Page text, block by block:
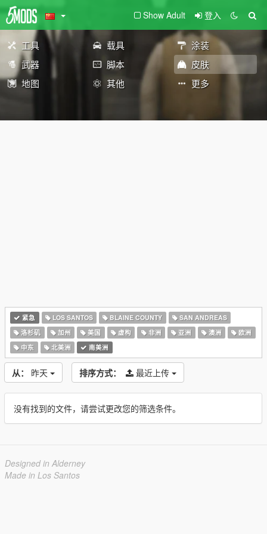
Show Adult 登入
工具 载具
涂装
武器
脚本
皮肤
地图
其他 更多
紧急 LOS SANTOS BLAINE COUNTY
SAN ANDREAS
洛杉矶
加州 美国 虚构 非洲 亚洲 澳洲
欧洲
中东
北美洲 南美洲
从： 昨天 排序方式： 最近上传
没有找到的文件，请尝试更改您的筛选条件。
Designed in Alderney
Made in Los Santos